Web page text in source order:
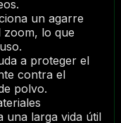
un agarre
zoom, lo que
a proteger el
contra el
polvo.
una larga vida útil